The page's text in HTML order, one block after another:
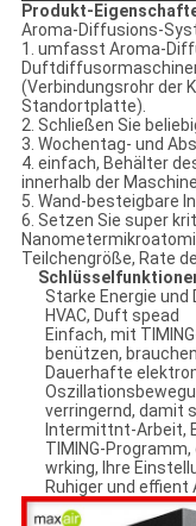
Produkt-
Aroma-Diffusions-
1. umfasst Aroma-
(Verbindungsrohr der
Standortplatte).
2. Schließen Sie
3. Wochentag- und
4. einfach, Behälter
innerhalb der
5. Wand-besteigbare
6. Setzen Sie super
Teilchengröße, Rate
Starke Energie
HVAC, Duft spead
Einfach, mit
benützen,
Dauerhafte
verringernd, damit
Intermittnt-Arbeit,
TIMING-
wrking, Ihre
Ruhiger und